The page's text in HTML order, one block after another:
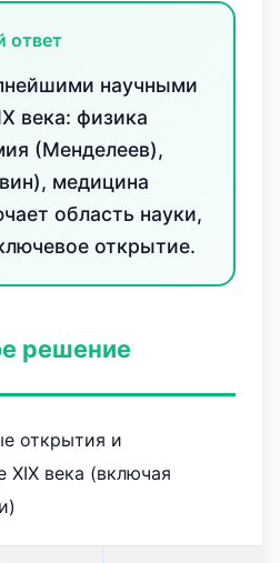
ответ
научными
века: физика
(Менделеев),
медицина
область науки,
открытие.
решение
открытия и
XIX века (включая